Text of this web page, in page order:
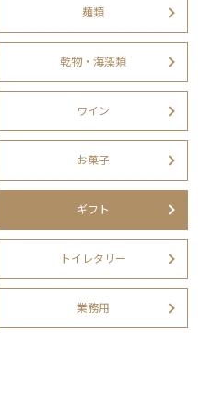
麺類
乾物・海藻類
ワイン
お菓子
ギフト
トイレタリー
業務用